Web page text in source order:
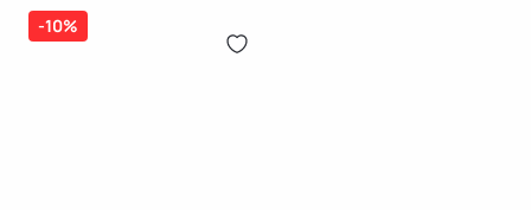
-10%